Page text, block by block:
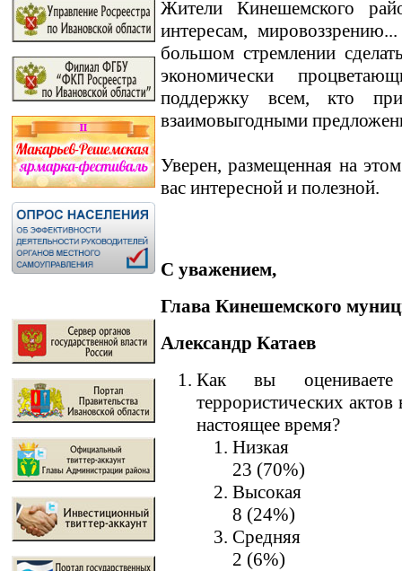
Жители Кинешемского
интересам,
большом стремлении
экономически
поддержку всем, кто
взаимовыгодными
Уверен, размещенная на
вас интересной и полезной.
С уважением,
Глава Кинешемского
Александр Катаев
Как вы оцениваете
террористических
настоящее время?
Низкая
23 (70%)
Высокая
8 (24%)
Средняя
2 (6%)